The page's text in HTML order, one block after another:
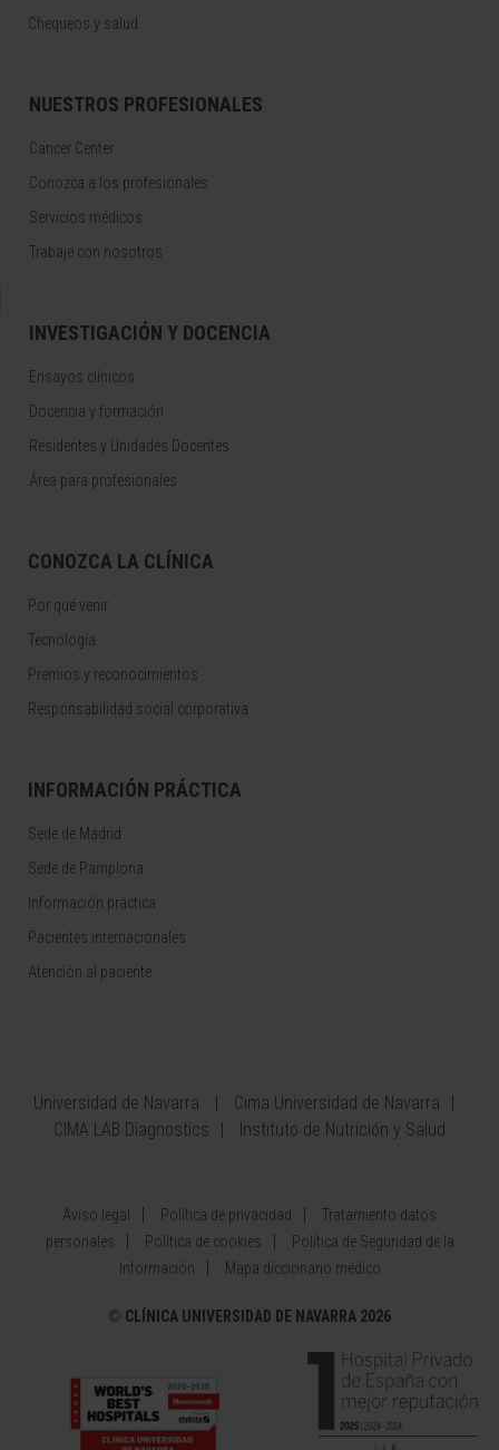
Chequeos y salud
NUESTROS PROFESIONALES
Cancer Center
Conozca a los profesionales
Servicios médicos
Trabaje con nosotros
INVESTIGACIÓN Y DOCENCIA
Ensayos clínicos
Docencia y formación
Residentes y Unidades Docentes
Área para profesionales
CONOZCA LA CLÍNICA
Por qué venir
Tecnología
Premios y reconocimientos
Responsabilidad social corporativa
INFORMACIÓN PRÁCTICA
Sede de Madrid
Sede de Pamplona
Información práctica
Pacientes internacionales
Atención al paciente
Universidad de Navarra
Cima Universidad de Navarra
CIMA LAB Diagnostics
Instituto de Nutrición y Salud
Aviso legal Política de privacidad
Tratamiento datos
personales
Política de cookies
Política de Seguridad de la
Información
Mapa diccionario médico
© CLÍNICA UNIVERSIDAD DE NAVARRA 2026